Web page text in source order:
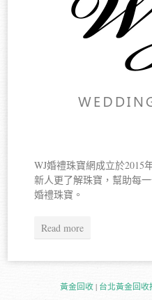
WJ婚禮珠寶網成立於2015
新人更了解珠寶，幫助每
婚禮珠寶。
Read more
黃金回收| 台北黃金回收